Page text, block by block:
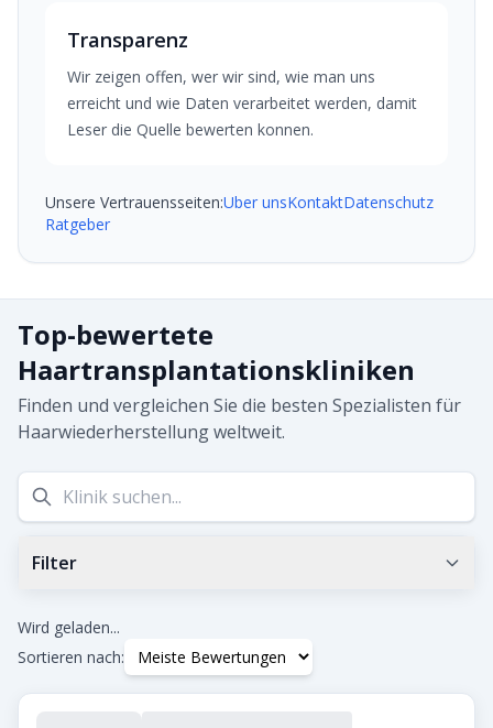
Transparenz
Wir zeigen offen, wer wir sind, wie man uns
erreicht und wie Daten verarbeitet werden, damit
Leser die Quelle bewerten konnen.
Unsere Vertrauensseiten:Uber unsKontaktDatenschutz
Ratgeber
Top-bewertete
Haartransplantationskliniken
Finden und vergleichen Sie die besten Spezialisten für
Haarwiederherstellung weltweit.
Filter
Tags
Wird geladen...
Sortieren nach: